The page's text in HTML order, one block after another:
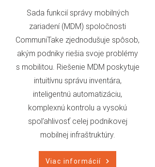
Sada funkcií správy mobilných
zariadení (MDM) spoločnosti
CommuniTake zjednodušuje spôsob,
akým podniky riešia svoje problémy
s mobilitou. Riešenie MDM poskytuje
intuitívnu správu inventára,
inteligentnú automatizáciu,
komplexnú kontrolu a vysokú
spoľahlivosť celej podnikovej
mobilnej infraštruktúry.
Viac informácií